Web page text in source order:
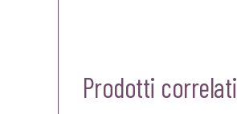
Prodotti correlati